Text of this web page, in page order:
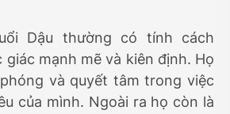
Dậu thường có tính cách
mạnh mẽ và kiên định. Họ
và quyết tâm trong việc
của mình. Ngoài ra họ còn là